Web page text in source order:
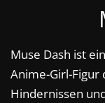
Muse Dash ist
Anime-Girl-Figur
Hindernissen